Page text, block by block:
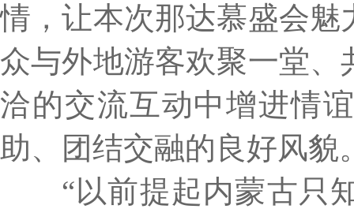
情，让本次那达慕盛会
众与外地游客欢聚一堂
洽的交流互动中增进情
助、团结交融的良好风貌
“以前提起内蒙古只